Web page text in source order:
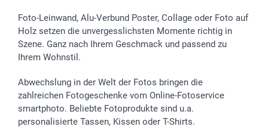
Foto-Leinwand, Alu-Verbund Poster, Collage oder Foto auf
Holz setzen die unvergesslichsten Momente richtig in
Szene. Ganz nach Ihrem Geschmack und passend zu
Ihrem Wohnstil.
Abwechslung in der Welt der Fotos bringen die
zahlreichen Fotogeschenke vom Online-Fotoservice
smartphoto. Beliebte Fotoprodukte sind u.a.
personalisierte Tassen, Kissen oder T-Shirts.